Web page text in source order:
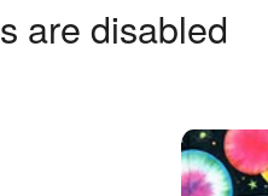
are disabled